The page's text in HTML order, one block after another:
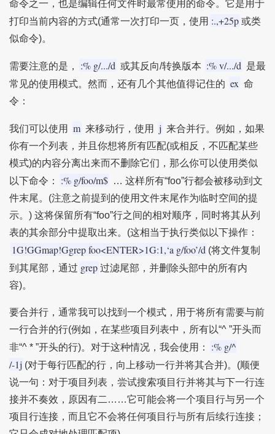
命令之一，也是编辑任何文件时最常使用的命令。它是用于
打印当前内容的方式(通常一次打印一页，使用 :.,+25p 或类
似命令)。
需要注意的是， :% g/.../d 或其反向/转换版本 :% v/.../d 是最
常见的使用模式。然而，还有几个其他值得记住的 ex 命
令：
我们可以使用 m 来移动行，使用 j 来合并行。例如，如果
你有一个列表，并且你想将所有匹配(或相反，不匹配某些
模式)的内容分离出来而不删除它们，那么你可以使用类似
以下命令：
:% g/foo/m$
… 这样所有“foo”行都会被移动到文
件末尾。(注意之前提到的使用文件末尾作为临时空间的提
示。) 这将保留所有“foo”行之间的相对顺序，同时将其从列
表的其余部分中提取出来。(这相当于执行类似以下操作：
1G!GGmap!Ggrep foo<ENTER>1G:1,‘a g/foo’/d (将文件复制
到其尾部，通过 grep 过滤尾部，并删除头部中的所有内
容)。
要合并行，通常我可以找到一个模式，用于将所有需要与前
一行合并的行(例如，在某些项目列表中，所有以“^ ”开头而
非“^ * ”开头的行)。对于这种情况，我会使用：
:% g/^
/-1j (对于每行匹配的行，向上移动一行并将其合并)。(顺便
说一句：对于项目列表，尝试搜索项目行并将其与下一行连
接并不奏效，原因有二……它可能会将一个项目行与另一个
项目行连接，而且它不会将任何项目行与所有后续行连接；